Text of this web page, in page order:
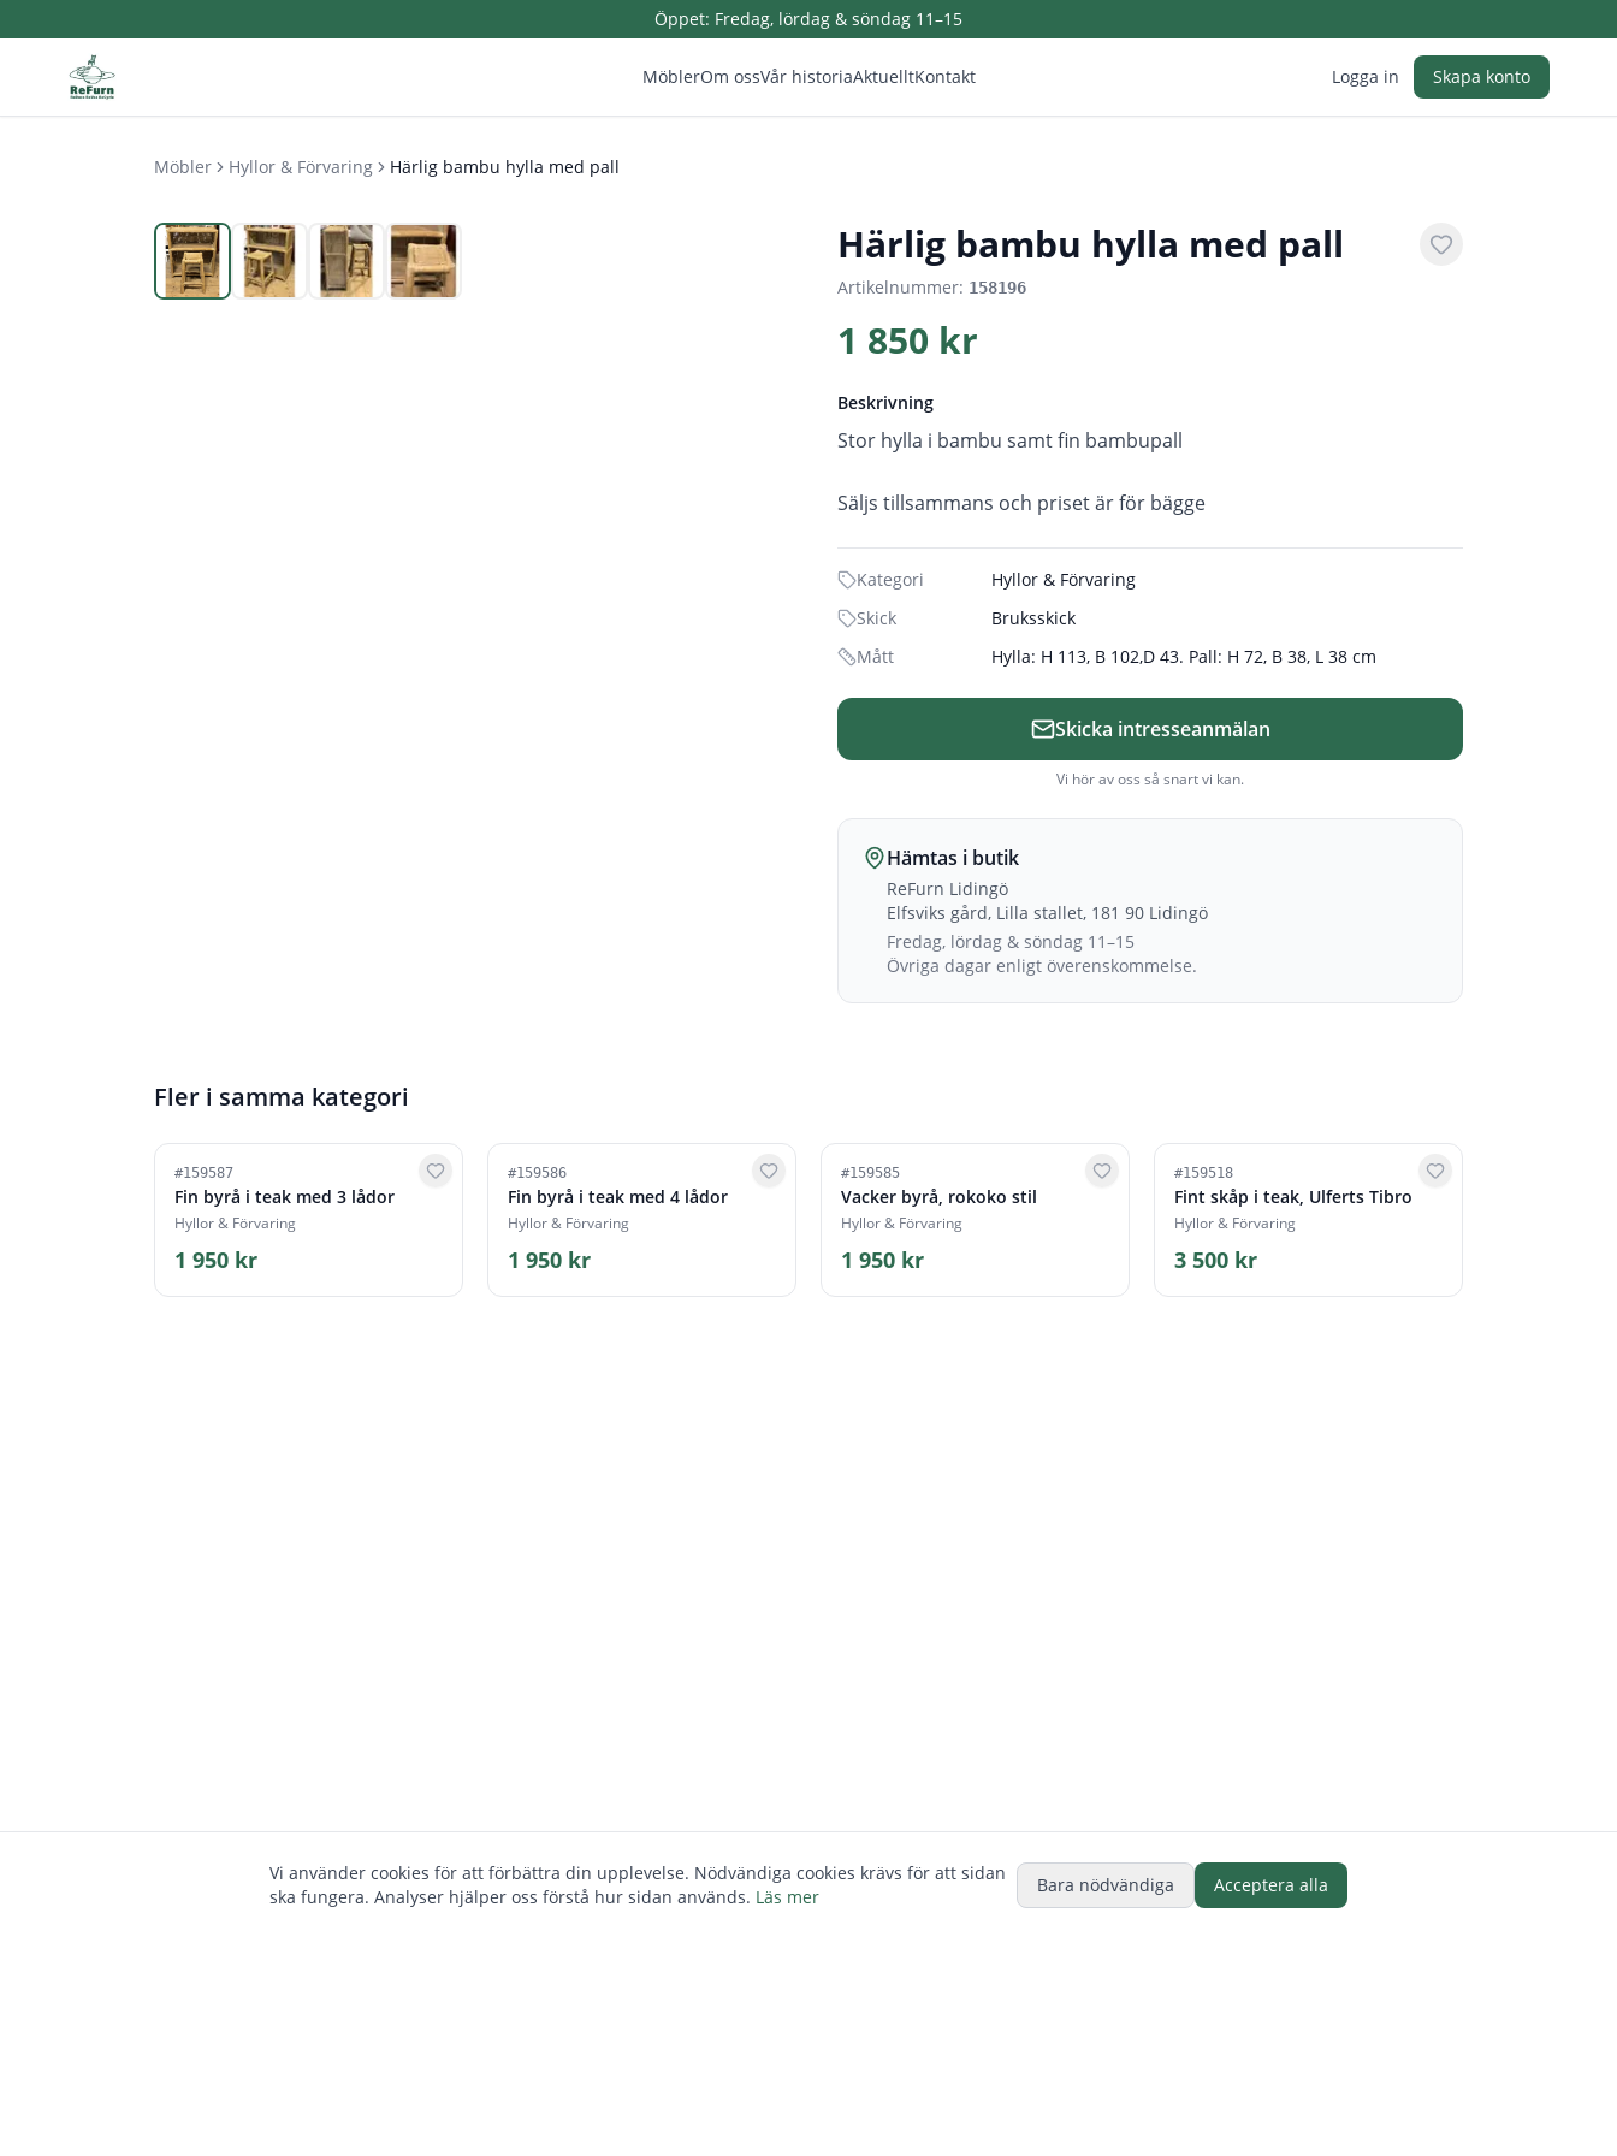
Öppet: Fredag, lördag & söndag 11–15
MöblerOm ossVår historiaAktuelltKontakt Logga in Skapa konto
Möbler Hyllor & Förvaring Härlig bambu hylla med pall
Härlig bambu hylla med pall
Artikelnummer: 158196
1 850 kr
Beskrivning
Stor hylla i bambu samt fin bambupall
Säljs tillsammans och priset är för bägge
Kategori
Hyllor & Förvaring
Skick
Bruksskick
Mått
Hylla: H 113, B 102,D 43. Pall: H 72, B 38, L 38 cm
Skicka intresseanmälan
Vi hör av oss så snart vi kan.
Hämtas i butik
ReFurn Lidingö
Elfsviks gård, Lilla stallet, 181 90 Lidingö
Fredag, lördag & söndag 11–15
Övriga dagar enligt överenskommelse.
Fler i samma kategori
#159587
Fin byrå i teak med 3 lådor
Hyllor & Förvaring
1 950 kr
#159586
Fin byrå i teak med 4 lådor
Hyllor & Förvaring
1 950 kr
#159585
Vacker byrå, rokoko stil
Hyllor & Förvaring
1 950 kr
#159518
Fint skåp i teak, Ulferts Tibro
Hyllor & Förvaring
3 500 kr
Vi använder cookies för att förbättra din upplevelse. Nödvändiga cookies krävs för att sidan
ska fungera. Analyser hjälper oss förstå hur sidan används. Läs mer
Bara nödvändiga Acceptera alla